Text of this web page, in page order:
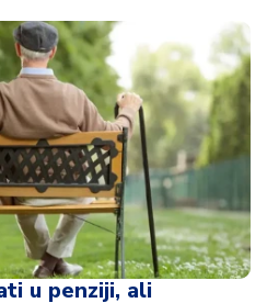
u penziji, ali